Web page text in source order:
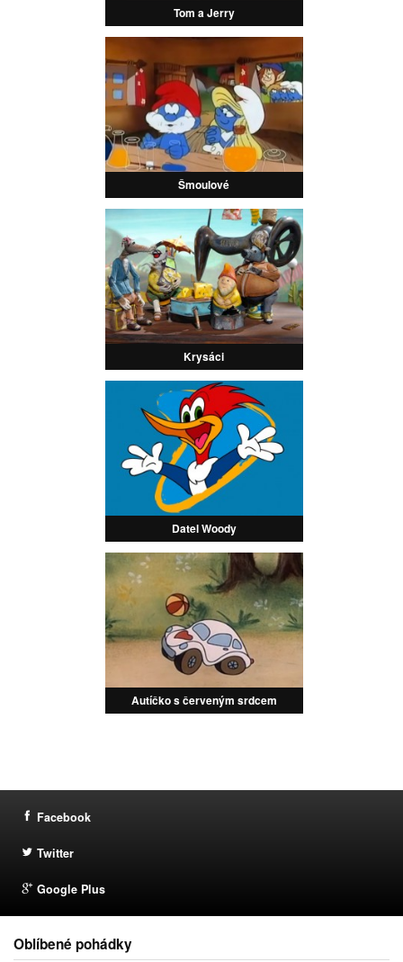
Tom a Jerry
Šmoulové
Krysáci
Datel Woody
Autíčko s červeným srdcem
Facebook
Twitter
Google Plus
Oblíbené pohádky